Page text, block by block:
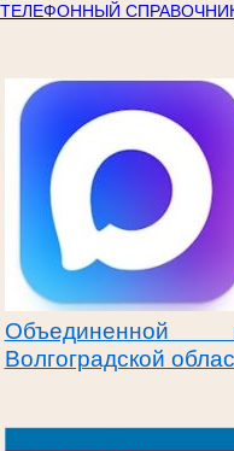
ТЕЛЕФОННЫЙ
Объединенной
Волгоградской